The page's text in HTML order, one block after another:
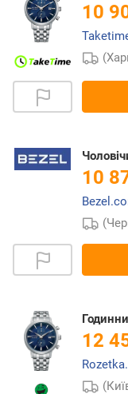
10
10
12